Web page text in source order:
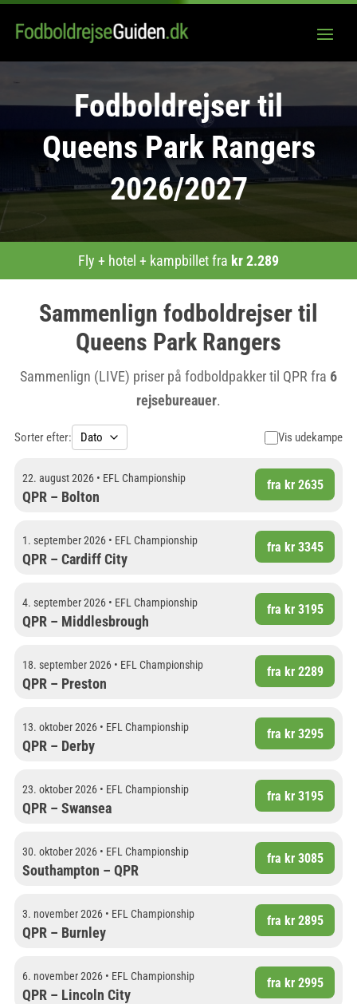
Fodboldrejser til
Queens Park Rangers
2026/2027
Fly + hotel + kampbillet fra kr2.289
Sammenlign fodboldrejser til
Queens Park Rangers
Sammenlign (LIVE) priser på fodboldpakker til QPR fra 6
rejsebureauer.
Sorter efter: Vis udekampe
22. august 2026 • EFL Championship
QPR – Bolton
fra kr 2635
1. september 2026 • EFL Championship
QPR – Cardiff City
fra kr 3345
4. september 2026 • EFL Championship
QPR – Middlesbrough
fra kr 3195
18. september 2026 • EFL Championship
QPR – Preston
fra kr 2289
13. oktober 2026 • EFL Championship
QPR – Derby
fra kr 3295
23. oktober 2026 • EFL Championship
QPR – Swansea
fra kr 3195
30. oktober 2026 • EFL Championship
Southampton – QPR
fra kr 3085
3. november 2026 • EFL Championship
QPR – Burnley
fra kr 2895
6. november 2026 • EFL Championship
QPR – Lincoln City
fra kr 2995